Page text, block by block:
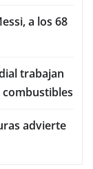
a los 68
trabajan
advierte